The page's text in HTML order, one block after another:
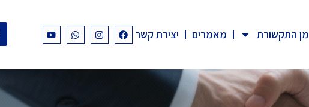
מן התקשורת מאמרים יצירת קשר